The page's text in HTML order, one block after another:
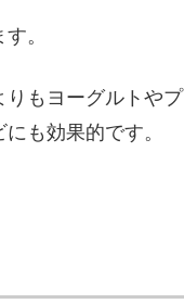
。
りもヨーグルトやプ
も効果的です。